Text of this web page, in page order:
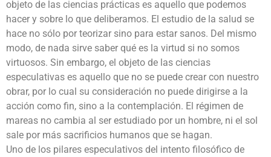
objeto de las ciencias prácticas es aquello que podemos
hacer y sobre lo que deliberamos. El estudio de la salud se
hace no sólo por teorizar sino para estar sanos. Del mismo
modo, de nada sirve saber qué es la virtud si no somos
virtuosos. Sin embargo, el objeto de las ciencias
especulativas es aquello que no se puede crear con nuestro
obrar, por lo cual su consideración no puede dirigirse a la
acción como fin, sino a la contemplación. El régimen de
mareas no cambia al ser estudiado por un hombre, ni el sol
sale por más sacrificios humanos que se hagan.
Uno de los pilares especulativos del intento filosófico de